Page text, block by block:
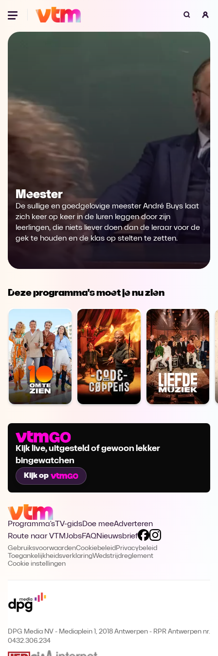
Firefox
Safari
Microsoft Edge
Opera
Meester
De sullige en goedgelovige meester André Buys laat
zich keer op keer in de luren leggen door zijn
leerlingen, die niets liever doen dan de leraar voor de
gek te houden en de klas op stelten te zetten.
Deze programma's moet je nu zien
Kijk live, uitgesteld of gewoon lekker
bingewatchen
Kijk op
Programma'sTV-gidsDoe meeAdverteren
Route naar VTMJobsFAQNieuwsbrief
GebruiksvoorwaardenCookiebeleid Privacybeleid
ToegankelijkheidsverklaringWedstrijdreglement
Cookie instellingen
DPG Media NV - Mediaplein 1, 2018 Antwerpen - RPR Antwerpen nr.
0432.306.234